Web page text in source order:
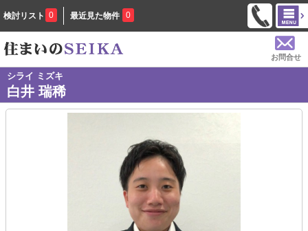
検討リスト 0 最近見た物件 0
お問合せ
シライ ミズキ
白井 瑞稀